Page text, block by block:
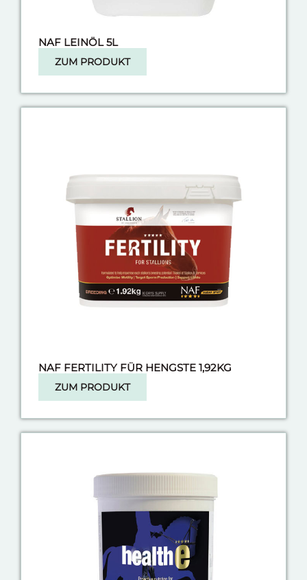
NAF LEINÖL 5L
ZUM PRODUKT
NAF FERTILITY FÜR HENGSTE 1,92KG
ZUM PRODUKT